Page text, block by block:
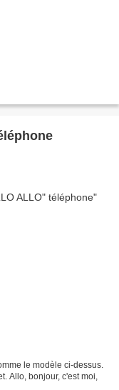
le modèle ci-dessus.
Allo, bonjour, c'est moi,